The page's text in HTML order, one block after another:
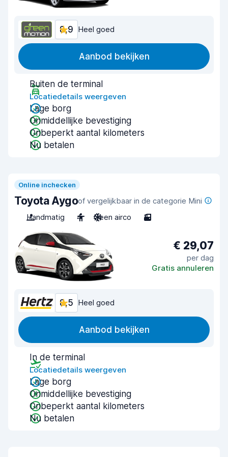
8,9 Heel goed
Aanbod bekijken
Buiten de terminal
Locatiedetails weergeven
Lage borg
Onmiddellijke bevestiging
Onbeperkt aantal kilometers
Nu betalen
Online inchecken
Toyota Aygoof vergelijkbaar in de categorie Mini
Handmatig
4 Geen airco 3
€ 29,07
per dag
Gratis annuleren
8,5 Heel goed
Aanbod bekijken
In de terminal
Locatiedetails weergeven
Lage borg
Onmiddellijke bevestiging
Onbeperkt aantal kilometers
Nu betalen